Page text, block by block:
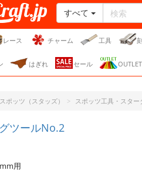
ット・
すべて
レース チャーム 工具
はぎれ セール OUTLET
スポッツ（スタッズ） スポッツ工具・スタ
ツールNo.2
用